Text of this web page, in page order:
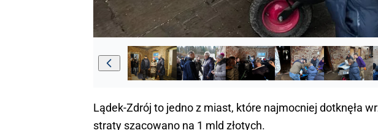
Lądek-Zdrój to jedno z miast, które najmocniej dotknęła
straty szacowano na 1 mld złotych.